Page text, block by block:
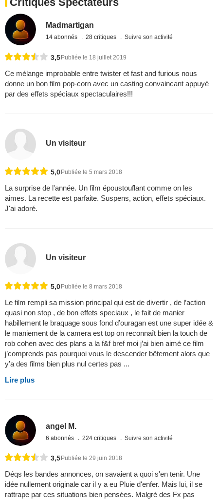
Madmartigan
14 abonnés 28 critiques Suivre son activité
3,5Publiée le 18 juillet 2019
Ce mélange improbable entre twister et fast and furious nous
donne un bon film pop-corn avec un casting convaincant appuyé
par des effets spéciaux spectaculaires!!!
Un visiteur
5,0Publiée le 5 mars 2018
La surprise de l'année. Un film époustouflant comme on les
aimes. La recette est parfaite. Suspens, action, effets spéciaux.
J'ai adoré.
Un visiteur
5,0 Publiée le 8 mars 2018
Le film rempli sa mission principal qui est de divertir , de l’action
quasi non stop , de bon effets speciaux , le fait de manier
habillement le braquage sous fond d’ouragan est une super idée &
le maniement de la camera est top on reconnaît bien la touch de
rob cohen avec des plans a la f&f bref moi j’ai bien aimé ce film
j’comprends pas pourquoi vous le descender bêtement alors que
y’a des films bien plus nul certes pas ...
Lire plus
angel M.
6 abonnés 224 critiques Suivre son activité
3,5 Publiée le 29 juin 2018
Déqs les bandes annonces, on savaient a quoi s'en tenir. Une
idée nullement originale car il y a eu Pluie d'enfer. Mais lui, il se
rattrape par ces situations bien pensées. Malgré des Fx pas